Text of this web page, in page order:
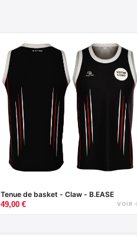
Tenue de basket - Claw - B.EASE
49,00 € VOIR